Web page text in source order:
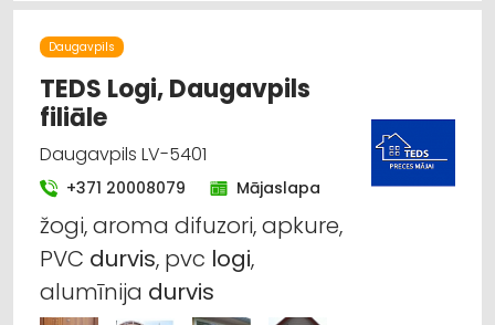
JUMTU SEGUMI
METĀLIZSTRĀDĀJUMI
DURVIS, LOGI
METĀLA TIRDZNIECĪBA
INTERNETVEIKALI, E-KOMERCIJA
APDARES MATERIĀLI: TIRDZNIECĪBA
Daugavpils
TEDS Logi, Daugavpils
filiāle
Daugavpils LV-5401
+371 20008079 Mājaslapa
žogi, aroma difuzori, apkure,
PVC durvis, pvc logi,
alumīnija durvis